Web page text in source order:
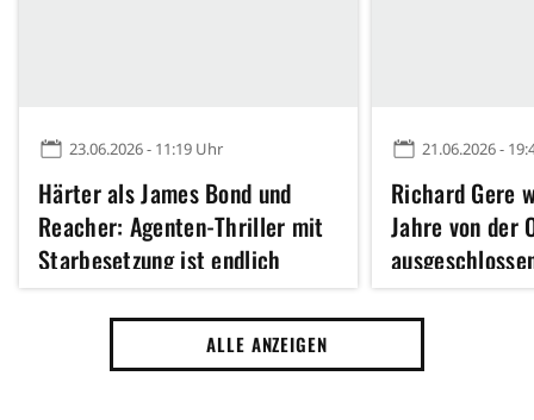
23.06.2026 - 11:19 Uhr
Härter als James Bond und
Reacher: Agenten-Thriller mit
Starbesetzung ist endlich
zurück
21.06.2026 -
Richard Gere
Jahre von der
sich nicht
ALLE ANZEIGEN